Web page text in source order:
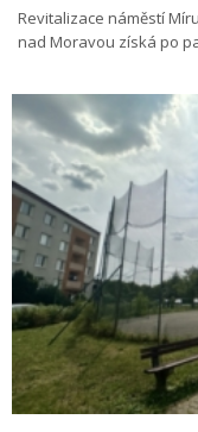
Revitalizace náměstí
nad Moravou získá po